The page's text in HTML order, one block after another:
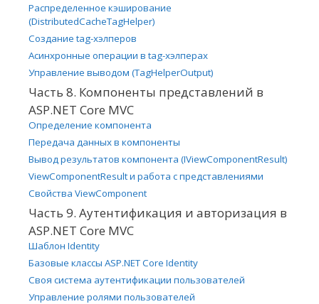
Распределенное кэширование
(DistributedCacheTagHelper)
Создание tag-хэлперов
Асинхронные операции в tag-хэлперах
Управление выводом (TagHelperOutput)
Часть 8. Компоненты представлений в
ASP.NET Core MVC
Определение компонента
Передача данных в компоненты
Вывод результатов компонента (IViewComponentResult)
ViewComponentResult и работа с представлениями
Свойства ViewComponent
Часть 9. Аутентификация и авторизация в
ASP.NET Core MVC
Шаблон Identity
Базовые классы ASP.NET Core Identity
Своя система аутентификации пользователей
Управление ролями пользователей